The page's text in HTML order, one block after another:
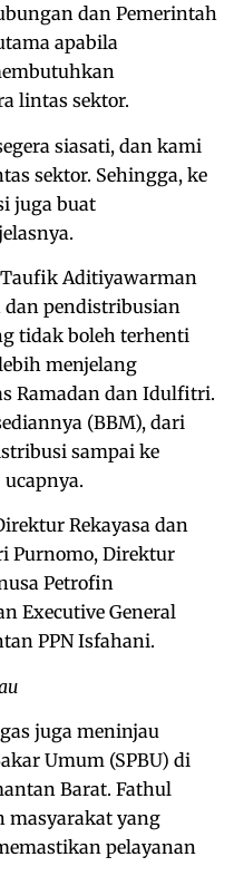
dan Pemerintah
apabila
lintas sektor.
siasati, dan kami
sektor. Sehingga, ke
juga buat
Aditiyawarman
pendistribusian
tidak boleh terhenti
menjelang
Ramadan dan Idulfitri.
(BBM), dari
sampai ke
Rekayasa dan
Purnomo, Direktur
Petrofin
Executive General
PPN Isfahani.
juga meninjau
Umum (SPBU) di
Barat. Fathul
masyarakat yang
pelayanan